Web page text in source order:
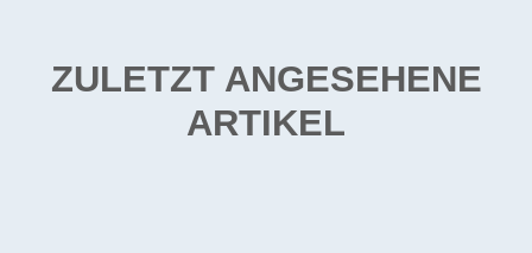
ZULETZT ANGESEHENE
ARTIKEL